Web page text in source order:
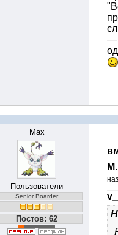
—
Max
Пользователи
Senior Boarder
Постов: 62